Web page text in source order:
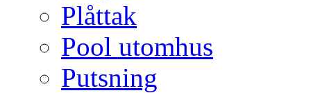
Plåttak
Pool utomhus
Putsning